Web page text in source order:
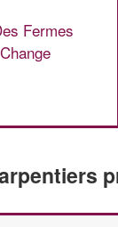
Fermes